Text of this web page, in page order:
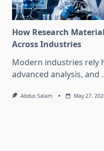
How Research
Across Industries
Modern industries rely
advanced analysis, and
Abdus Salam May 27,